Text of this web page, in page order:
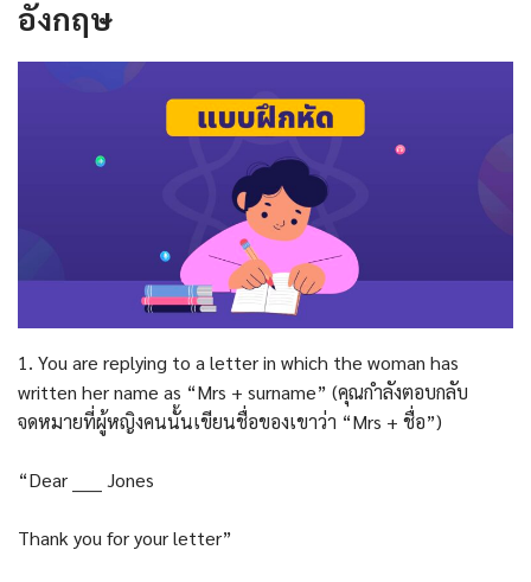
อังกฤษ
1. You are replying to a letter in which the woman has
written her name as “Mrs + surname” (คุณกำลังตอบกลับ
จดหมายที่ผู้หญิงคนนั้นเขียนชื่อของเขาว่า “Mrs + ชื่อ”)
“Dear _____ Jones
Thank you for your letter”